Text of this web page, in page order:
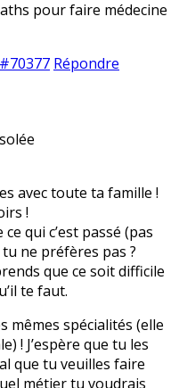
pour faire médecine
#70377 Répondre
avec toute ta famille !
!
qui c’est passé (pas
ne préfères pas ?
que ce soit difficile
te faut.
mêmes spécialités (elle
! J’espère que tu les
que tu veuilles faire
métier tu voudrais